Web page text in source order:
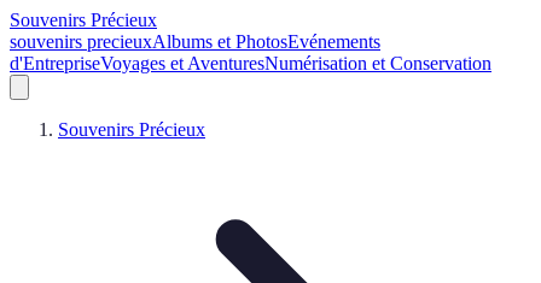
Souvenirs Précieux
souvenirs precieuxAlbums et PhotosEvénements
d'EntrepriseVoyages et AventuresNumérisation et Conservation
Souvenirs Précieux